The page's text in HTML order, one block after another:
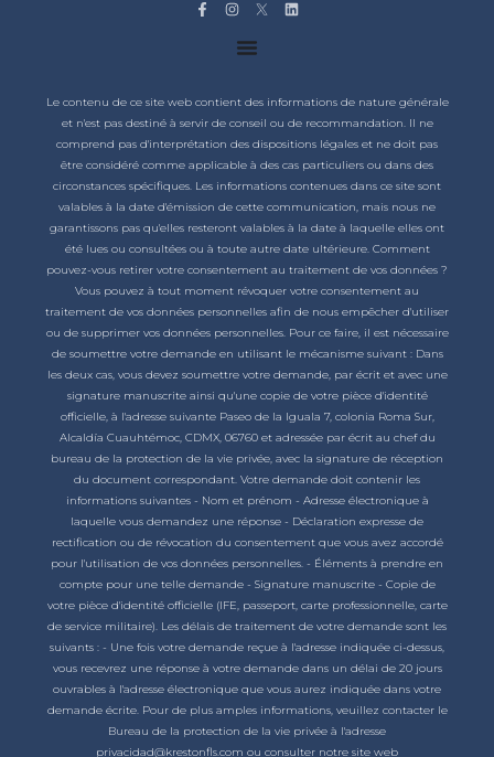
Le contenu de ce site web contient des informations de nature générale
et n'est pas destiné à servir de conseil ou de recommandation. Il ne
comprend pas d'interprétation des dispositions légales et ne doit pas
être considéré comme applicable à des cas particuliers ou dans des
circonstances spécifiques. Les informations contenues dans ce site sont
valables à la date d'émission de cette communication, mais nous ne
garantissons pas qu'elles resteront valables à la date à laquelle elles ont
été lues ou consultées ou à toute autre date ultérieure. Comment
pouvez-vous retirer votre consentement au traitement de vos données ?
Vous pouvez à tout moment révoquer votre consentement au
traitement de vos données personnelles afin de nous empêcher d'utiliser
ou de supprimer vos données personnelles. Pour ce faire, il est nécessaire
de soumettre votre demande en utilisant le mécanisme suivant : Dans
les deux cas, vous devez soumettre votre demande, par écrit et avec une
signature manuscrite ainsi qu'une copie de votre pièce d'identité
officielle, à l'adresse suivante Paseo de la Iguala 7, colonia Roma Sur,
Alcaldía Cuauhtémoc, CDMX, 06760 et adressée par écrit au chef du
bureau de la protection de la vie privée, avec la signature de réception
du document correspondant. Votre demande doit contenir les
informations suivantes - Nom et prénom - Adresse électronique à
laquelle vous demandez une réponse - Déclaration expresse de
rectification ou de révocation du consentement que vous avez accordé
pour l'utilisation de vos données personnelles. - Éléments à prendre en
compte pour une telle demande - Signature manuscrite - Copie de
votre pièce d'identité officielle (IFE, passeport, carte professionnelle, carte
de service militaire). Les délais de traitement de votre demande sont les
suivants : - Une fois votre demande reçue à l'adresse indiquée ci-dessus,
vous recevrez une réponse à votre demande dans un délai de 20 jours
ouvrables à l'adresse électronique que vous aurez indiquée dans votre
demande écrite. Pour de plus amples informations, veuillez contacter le
Bureau de la protection de la vie privée à l'adresse
privacidad@krestonfls.com ou consulter notre site web